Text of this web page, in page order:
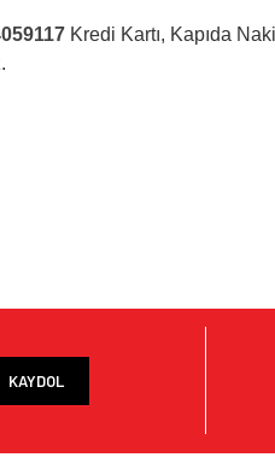
Kredi Kartı, Kapıda
KAYDOL